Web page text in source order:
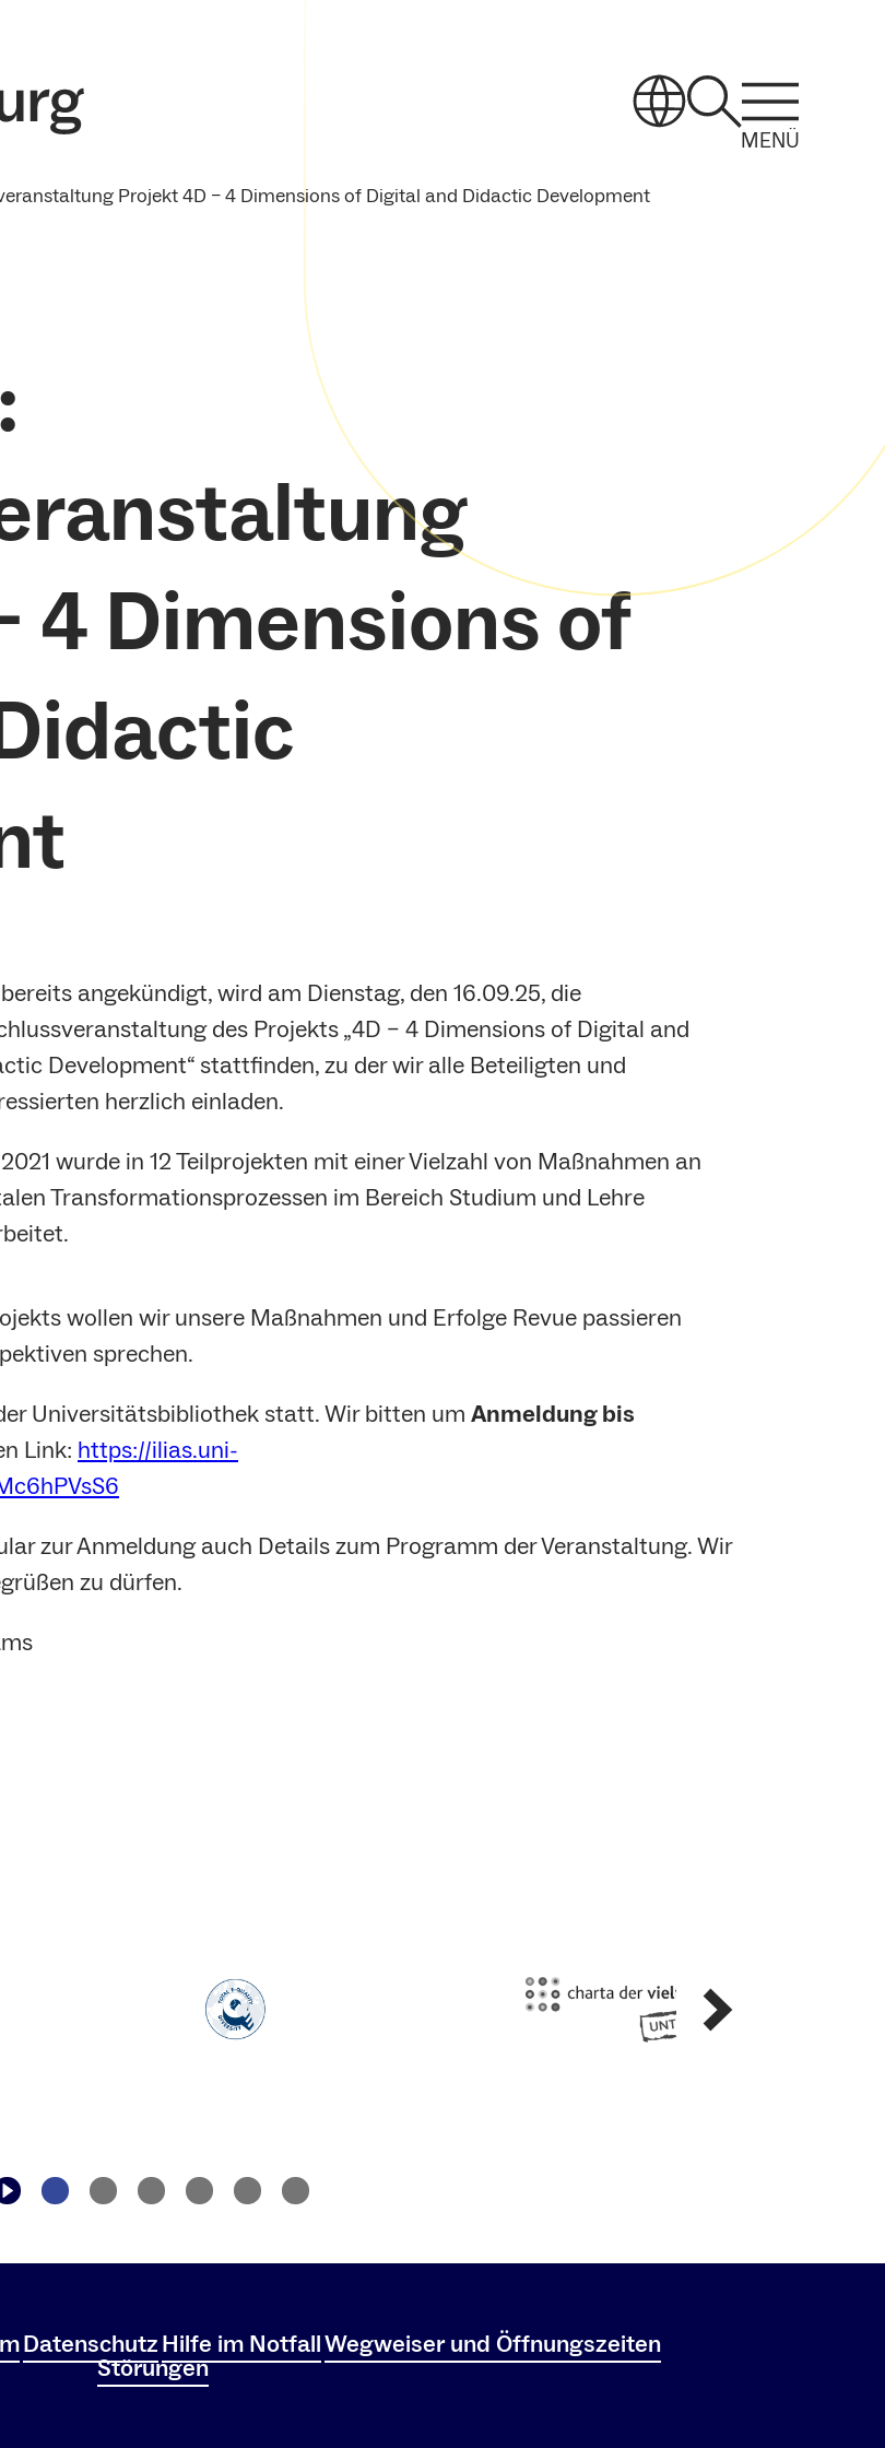
MENÜ
Projekt 4D – 4 Dimensions of Digital and Didactic Development
4 Dimensions of
angekündigt, wird am Dienstag, den 16.09.25, die
des Projekts „4D – 4 Dimensions of Digital and
Development“ stattfinden, zu der wir alle Beteiligten und
herzlich einladen.
wurde in 12 Teilprojekten mit einer Vielzahl von Maßnahmen an
Transformationsprozessen im Bereich Studium und Lehre
wollen wir unsere Maßnahmen und Erfolge Revue passieren
sprechen.
Universitätsbibliothek statt. Wir bitten um Anmeldung bis
Link: https://ilias.uni-
zur Anmeldung auch Details zum Programm der Veranstaltung. Wir
zu dürfen.
DatenschutzHilfe im NotfallWegweiser und Öffnungszeiten
Störungen